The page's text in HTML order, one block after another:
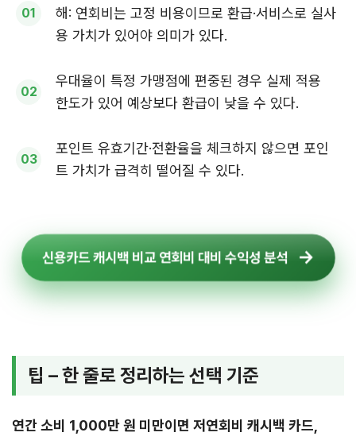
해: 연회비는 고정 비용이므로 환급·서비스로 실사
용 가치가 있어야 의미가 있다.
우대율이 특정 가맹점에 편중된 경우 실제 적용
한도가 있어 예상보다 환급이 낮을 수 있다.
포인트 유효기간·전환율을 체크하지 않으면 포인
트 가치가 급격히 떨어질 수 있다.
신용카드 캐시백 비교 연회비 대비 수익성 분석
팁 – 한 줄로 정리하는 선택 기준
연간 소비 1,000만 원 미만이면 저연회비 캐시백 카드,